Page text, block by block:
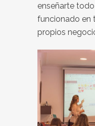
enseñarte
funcionado en
propios